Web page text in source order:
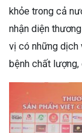
khỏe trong cả
nhận diện
vị có những
bệnh chất